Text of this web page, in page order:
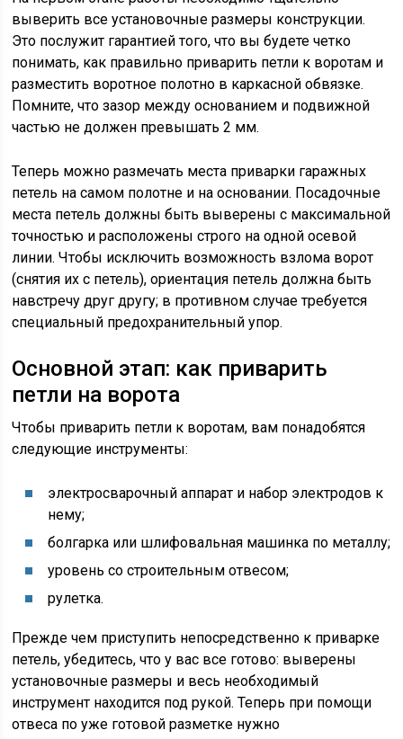
выверить все установочные размеры конструкции.
Это послужит гарантией того, что вы будете четко
понимать, как правильно приварить петли к воротам и
разместить воротное полотно в каркасной обвязке.
Помните, что зазор между основанием и подвижной
частью не должен превышать 2 мм.
Теперь можно размечать места приварки гаражных
петель на самом полотне и на основании. Посадочные
места петель должны быть выверены с максимальной
точностью и расположены строго на одной осевой
линии. Чтобы исключить возможность взлома ворот
(снятия их с петель), ориентация петель должна быть
навстречу друг другу; в противном случае требуется
специальный предохранительный упор.
Основной этап: как приварить
петли на ворота
Чтобы приварить петли к воротам, вам понадобятся
следующие инструменты:
электросварочный аппарат и набор электродов к
нему;
болгарка или шлифовальная машинка по металлу;
уровень со строительным отвесом;
рулетка.
Прежде чем приступить непосредственно к приварке
петель, убедитесь, что у вас все готово: выверены
установочные размеры и весь необходимый
инструмент находится под рукой. Теперь при помощи
отвеса по уже готовой разметке нужно